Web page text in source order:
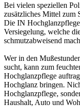
Bei vielen speziellen
zusätzliches Mittel zum
Die IN
Versiegelung, welche
schmutzabweisend
Wer in den
sucht, kann zum
Hochglanzpflege
Hochglanz bringen.
Hochglanzpflege,
Haushalt, Auto und